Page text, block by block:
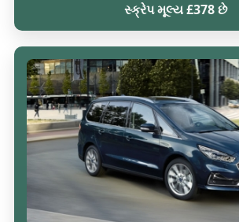
સ્ક્રેપ મૂલ્ય £378 છે